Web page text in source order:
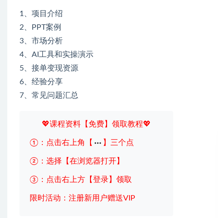
1、项目介绍
2、PPT案例
3、市场分析
4、AI工具和实操演示
5、接单变现资源
6、经验分享
7、常见问题汇总
💖课程资料【免费】领取教程💖
①：点击右上角【 】三个点
②：选择【在浏览器打开】
③：点击右上方【登录】领取
限时活动：注册新用户赠送VIP